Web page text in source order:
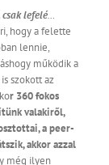
lefelé…
hogy a felette
lennie,
működik a
szokott az
r 360 fokos
valakiről,
a peer-
akkor azzal
még ilyen